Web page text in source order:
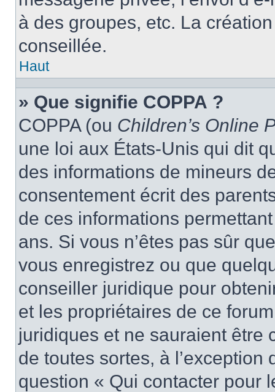
à des groupes, etc. La
conseillée.
Haut
» Que signifie COPPA ?
COPPA (ou Children’s Online
une loi aux États-Unis qui dit
des informations de mineurs
consentement écrit des
de ces informations
ans. Si vous n’êtes pas sûr
vous enregistrez ou que
conseiller juridique pour
et les propriétaires de ce
juridiques et ne sauraient être
de toutes sortes, à
question « Qui contacter pour